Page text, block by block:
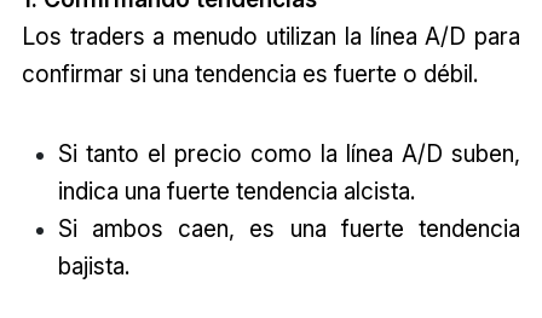
Los traders a menudo utilizan la línea A/D para
confirmar si una tendencia es fuerte o débil.
Si tanto el precio como la línea A/D suben,
indica una fuerte tendencia alcista.
Si ambos caen, es una fuerte tendencia
bajista.